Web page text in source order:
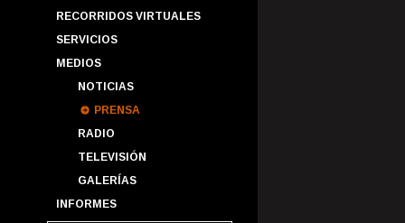
RECORRIDOS VIRTUALES
SERVICIOS
MEDIOS
NOTICIAS
PRENSA
RADIO
TELEVISIÓN
GALERÍAS
INFORMES